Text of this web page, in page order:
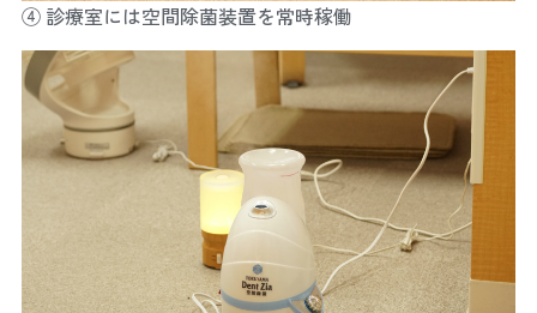
④ 診療室には空間除菌装置を常時稼働